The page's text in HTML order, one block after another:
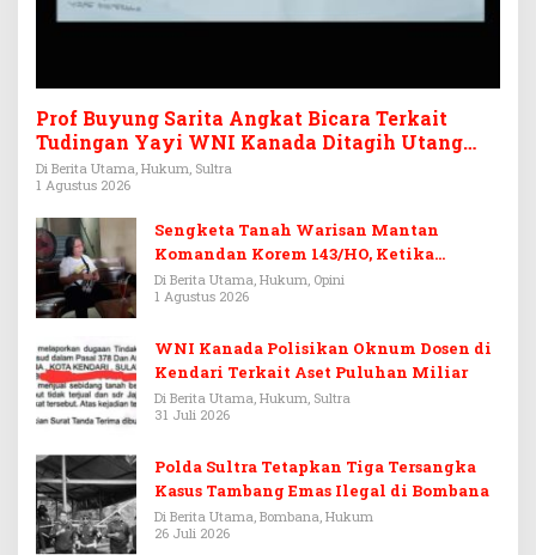
Prof Buyung Sarita Angkat Bicara Terkait
Tudingan Yayi WNI Kanada Ditagih Utang
Rp3,6 Miliar
Di Berita Utama, Hukum, Sultra
1 Agustus 2026
Sengketa Tanah Warisan Mantan
Komandan Korem 143/HO, Ketika
Warisan Menjadi Arena Pemerasan
Di Berita Utama, Hukum, Opini
1 Agustus 2026
WNI Kanada Polisikan Oknum Dosen di
Kendari Terkait Aset Puluhan Miliar
Di Berita Utama, Hukum, Sultra
31 Juli 2026
Polda Sultra Tetapkan Tiga Tersangka
Kasus Tambang Emas Ilegal di Bombana
Di Berita Utama, Bombana, Hukum
26 Juli 2026